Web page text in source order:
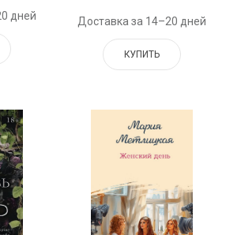
дней Доставка за 14–20 дней
КУПИТЬ